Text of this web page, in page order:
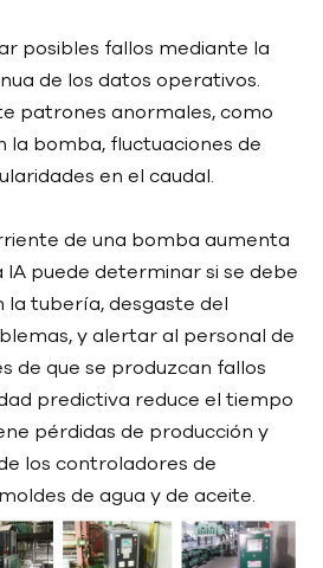
posibles fallos mediante la
de los datos operativos.
patrones anormales, como
la bomba, fluctuaciones de
en el caudal.
de una bomba aumenta
puede determinar si se debe
la tubería, desgaste del
y alertar al personal de
de que se produzcan fallos
predictiva reduce el tiempo
pérdidas de producción y
los controladores de
de agua y de aceite.